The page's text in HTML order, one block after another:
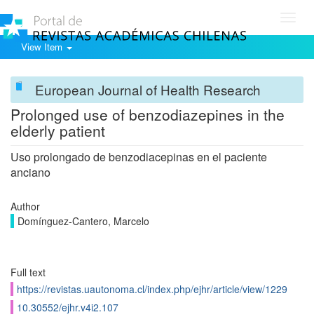
View Item
European Journal of Health Research
Prolonged use of benzodiazepines in the
elderly patient
Uso prolongado de benzodiacepinas en el paciente
anciano
Author
Domínguez-Cantero, Marcelo
Full text
https://revistas.uautonoma.cl/index.php/ejhr/article/view/1229
10.30552/ejhr.v4i2.107